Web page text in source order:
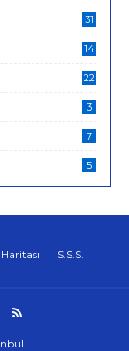
31
14
22
3
7
5
S.S.S.